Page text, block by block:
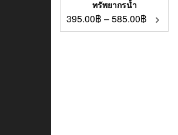
ทรัพยากรน้ำ
395.00฿ –585.00฿